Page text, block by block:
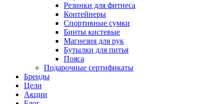
Резинки для фитнеса
Контейнеры
Спортивные сумки
Бинты кистевые
Магнезия для рук
Бутылки для питья
Пояса
Подарочные сертификаты
Бренды
Цели
Акции